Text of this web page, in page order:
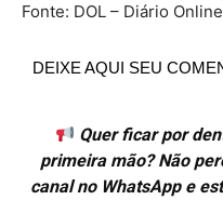
Fonte: DOL – Diário
DEIXE AQUI SEU
Quer ficar por
primeira mão? Não
canal no WhatsApp e